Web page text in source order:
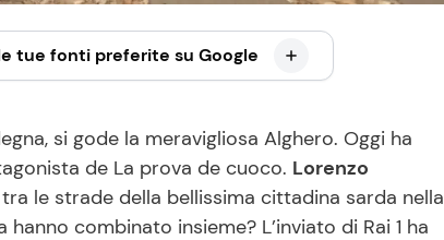
tue fonti preferite su Google
si gode la meravigliosa Alghero. Oggi ha
de La prova de cuoco. Lorenzo
le strade della bellissima cittadina sarda nella
combinato insieme? L’inviato di Rai 1 ha